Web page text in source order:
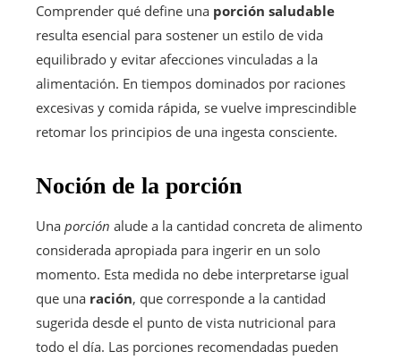
Comprender qué define una porción saludable
resulta esencial para sostener un estilo de vida
equilibrado y evitar afecciones vinculadas a la
alimentación. En tiempos dominados por raciones
excesivas y comida rápida, se vuelve imprescindible
retomar los principios de una ingesta consciente.
Noción de la porción
Una porción alude a la cantidad concreta de alimento
considerada apropiada para ingerir en un solo
momento. Esta medida no debe interpretarse igual
que una ración, que corresponde a la cantidad
sugerida desde el punto de vista nutricional para
todo el día. Las porciones recomendadas pueden